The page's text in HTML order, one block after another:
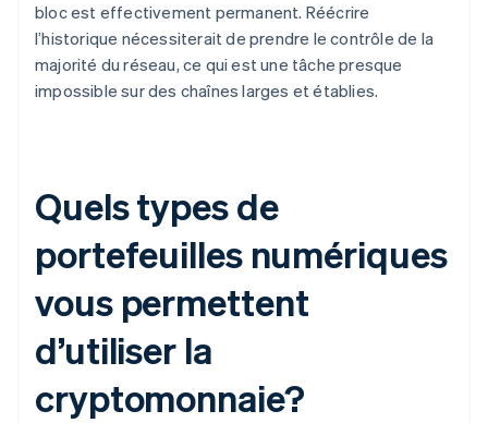
bloc est effectivement permanent. Réécrire
l’historique nécessiterait de prendre le contrôle de la
majorité du réseau, ce qui est une tâche presque
impossible sur des chaînes larges et établies.
Quels types de
portefeuilles numériques
vous permettent
d’utiliser la
cryptomonnaie?